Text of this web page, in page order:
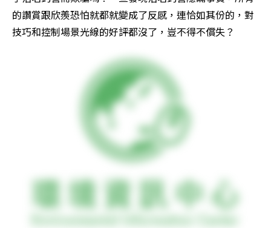
的讚賞跟欣羨恐怕就都就變成了反感，連恰如其份的，對
技巧和控制場景光線的好評都沒了，豈不得不償失？